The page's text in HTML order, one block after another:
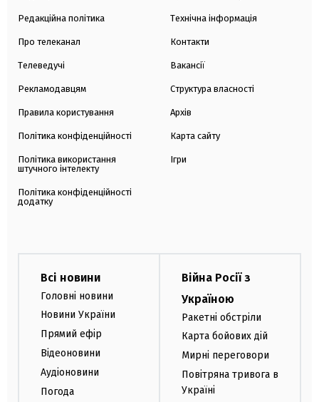
Редакційна політика
Про телеканал
Телеведучі
Рекламодавцям
Правила користування
Політика конфіденційності
Політика використання
штучного інтелекту
Політика конфіденційності
додатку
Технічна інформація
Контакти
Вакансії
Структура власності
Архів
Карта сайту
Ігри
Всі новини
Головні новини
Новини України
Прямий ефір
Відеоновини
Аудіоновини
Погода
Війна Росії з
Україною
Ракетні обстріли
Карта бойових дій
Мирні переговори
Повітряна тривога в
Україні